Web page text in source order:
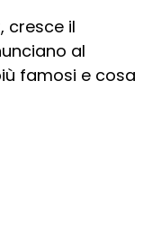
cresce il
al
famosi e cosa